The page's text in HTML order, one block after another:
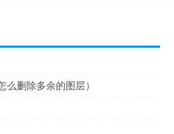
删除多余的图层）